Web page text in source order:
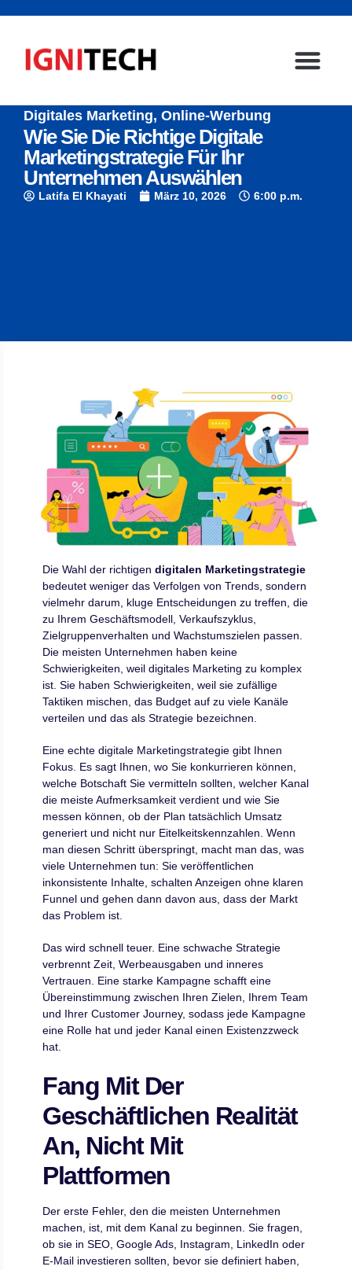
Digitales Marketing, Online-Werbung
Wie Sie Die Richtige Digitale
Marketingstrategie Für Ihr
Unternehmen Auswählen
Latifa El Khayati März 10, 2026 6:00 p.m.
Die Wahl der richtigendigitalen Marketingstrategie
bedeutet weniger das Verfolgen von Trends, sondern
vielmehr darum, kluge Entscheidungen zu treffen, die
zu Ihrem Geschäftsmodell, Verkaufszyklus,
Zielgruppenverhalten und Wachstumszielen passen.
Die meisten Unternehmen haben keine
Schwierigkeiten, weil digitales Marketing zu komplex
ist. Sie haben Schwierigkeiten, weil sie zufällige
Taktiken mischen, das Budget auf zu viele Kanäle
verteilen und das als Strategie bezeichnen.
Eine echte digitale Marketingstrategie gibt Ihnen
Fokus. Es sagt Ihnen, wo Sie konkurrieren können,
welche Botschaft Sie vermitteln sollten, welcher Kanal
die meiste Aufmerksamkeit verdient und wie Sie
messen können, ob der Plan tatsächlich Umsatz
generiert und nicht nur Eitelkeitskennzahlen. Wenn
man diesen Schritt überspringt, macht man das, was
viele Unternehmen tun: Sie veröffentlichen
inkonsistente Inhalte, schalten Anzeigen ohne klaren
Funnel und gehen dann davon aus, dass der Markt
das Problem ist.
Das wird schnell teuer. Eine schwache Strategie
verbrennt Zeit, Werbeausgaben und inneres
Vertrauen. Eine starke Kampagne schafft eine
Übereinstimmung zwischen Ihren Zielen, Ihrem Team
und Ihrer Customer Journey, sodass jede Kampagne
eine Rolle hat und jeder Kanal einen Existenzzweck
hat.
Fang Mit Der
Geschäftlichen Realität
An, Nicht Mit
Plattformen
Der erste Fehler, den die meisten Unternehmen
machen, ist, mit dem Kanal zu beginnen. Sie fragen,
ob sie in SEO, Google Ads, Instagram, LinkedIn oder
E-Mail investieren sollten, bevor sie definiert haben,